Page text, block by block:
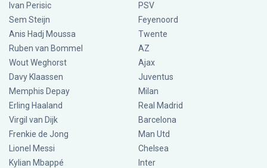
Ivan Perisic
Sem Steijn
Anis Hadj Moussa
Ruben van Bommel
Wout Weghorst
Davy Klaassen
Memphis Depay
Erling Haaland
Virgil van Dijk
Frenkie de Jong
Lionel Messi
Kylian Mbappé
PSV
Feyenoord
Twente
AZ
Ajax
Juventus
Milan
Real Madrid
Barcelona
Man Utd
Chelsea
Inter